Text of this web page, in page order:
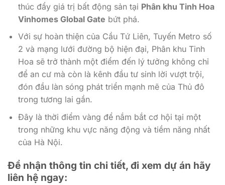
thúc đẩy giá trị bất động sản tại Phân khu Tinh Hoa
Vinhomes Global Gate bứt phá.
Với sự hoàn thiện của Cầu Tứ Liên, Tuyến Metro số
2 và mạng lưới đường bộ hiện đại, Phân khu Tinh
Hoa sẽ trở thành một điểm đến lý tưởng không chỉ
để an cư mà còn là kênh đầu tư sinh lời vượt trội,
đón đầu làn sóng phát triển mạnh mẽ của Thủ đô
trong tương lai gần.
Đây là thời điểm vàng để nắm bắt cơ hội tại một
trong những khu vực năng động và tiềm năng nhất
của Hà Nội.
Để nhận thông tin chi tiết, đi xem dự án hãy
liên hệ ngay: